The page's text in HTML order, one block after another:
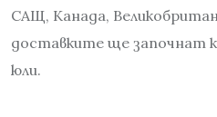
САЩ, Канада,
доставките ще започнат
юли.